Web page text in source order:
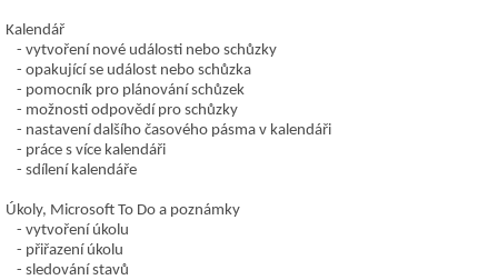
Kalendář
vytvoření nové události nebo schůzky
opakující se událost nebo schůzka
pomocník pro plánování schůzek
možnosti odpovědí pro schůzky
nastavení dalšího časového pásma v kalendáři
práce s více kalendáři
sdílení kalendáře
Úkoly, Microsoft To Do a poznámky
vytvoření úkolu
přiřazení úkolu
sledování stavů